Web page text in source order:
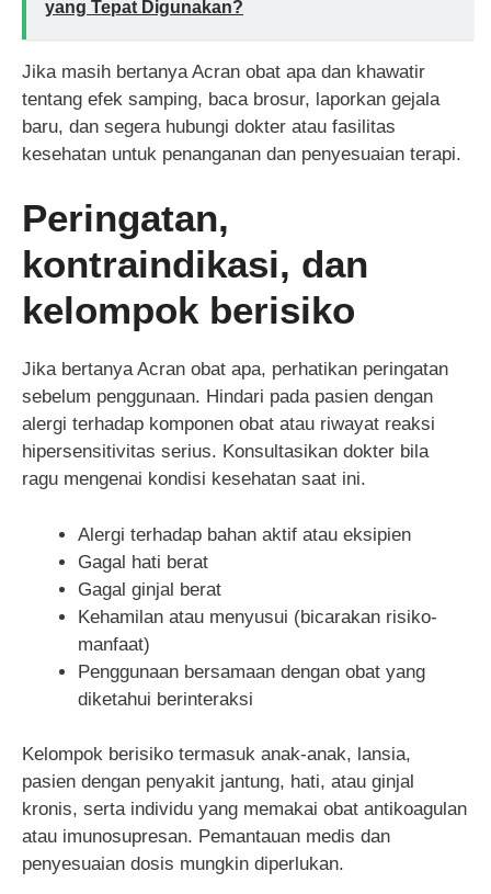
yang Tepat Digunakan?
Jika masih bertanya Acran obat apa dan khawatir
tentang efek samping, baca brosur, laporkan gejala
baru, dan segera hubungi dokter atau fasilitas
kesehatan untuk penanganan dan penyesuaian terapi.
Peringatan,
kontraindikasi, dan
kelompok berisiko
Jika bertanya Acran obat apa, perhatikan peringatan
sebelum penggunaan. Hindari pada pasien dengan
alergi terhadap komponen obat atau riwayat reaksi
hipersensitivitas serius. Konsultasikan dokter bila
ragu mengenai kondisi kesehatan saat ini.
Alergi terhadap bahan aktif atau eksipien
Gagal hati berat
Gagal ginjal berat
Kehamilan atau menyusui (bicarakan risiko-
manfaat)
Penggunaan bersamaan dengan obat yang
diketahui berinteraksi
Kelompok berisiko termasuk anak-anak, lansia,
pasien dengan penyakit jantung, hati, atau ginjal
kronis, serta individu yang memakai obat antikoagulan
atau imunosupresan. Pemantauan medis dan
penyesuaian dosis mungkin diperlukan.